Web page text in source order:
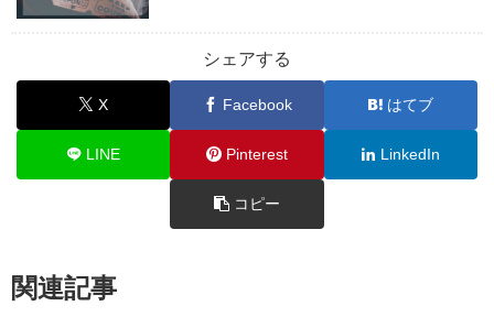
シェアする
X Facebook はてブ
LINE Pinterest LinkedIn
コピー
関連記事